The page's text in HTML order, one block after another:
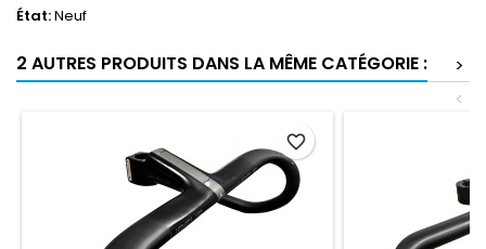
État:Neuf
2 AUTRES PRODUITS DANS LA MÊME CATÉGORIE :
>
<
favorite_border